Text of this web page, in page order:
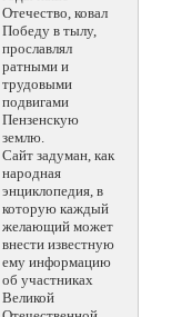
Отечество, ковал
Победу в тылу,
прославлял
ратными и
трудовыми
подвигами
Пензенскую
землю.
Сайт задуман, как
народная
энциклопедия, в
которую каждый
желающий может
внести известную
ему информацию
об участниках
Великой